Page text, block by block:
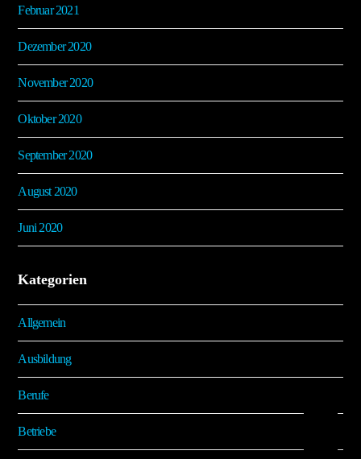
Februar 2021
Dezember 2020
November 2020
Oktober 2020
September 2020
August 2020
Juni 2020
Kategorien
Allgemein
Ausbildung
Berufe
Betriebe